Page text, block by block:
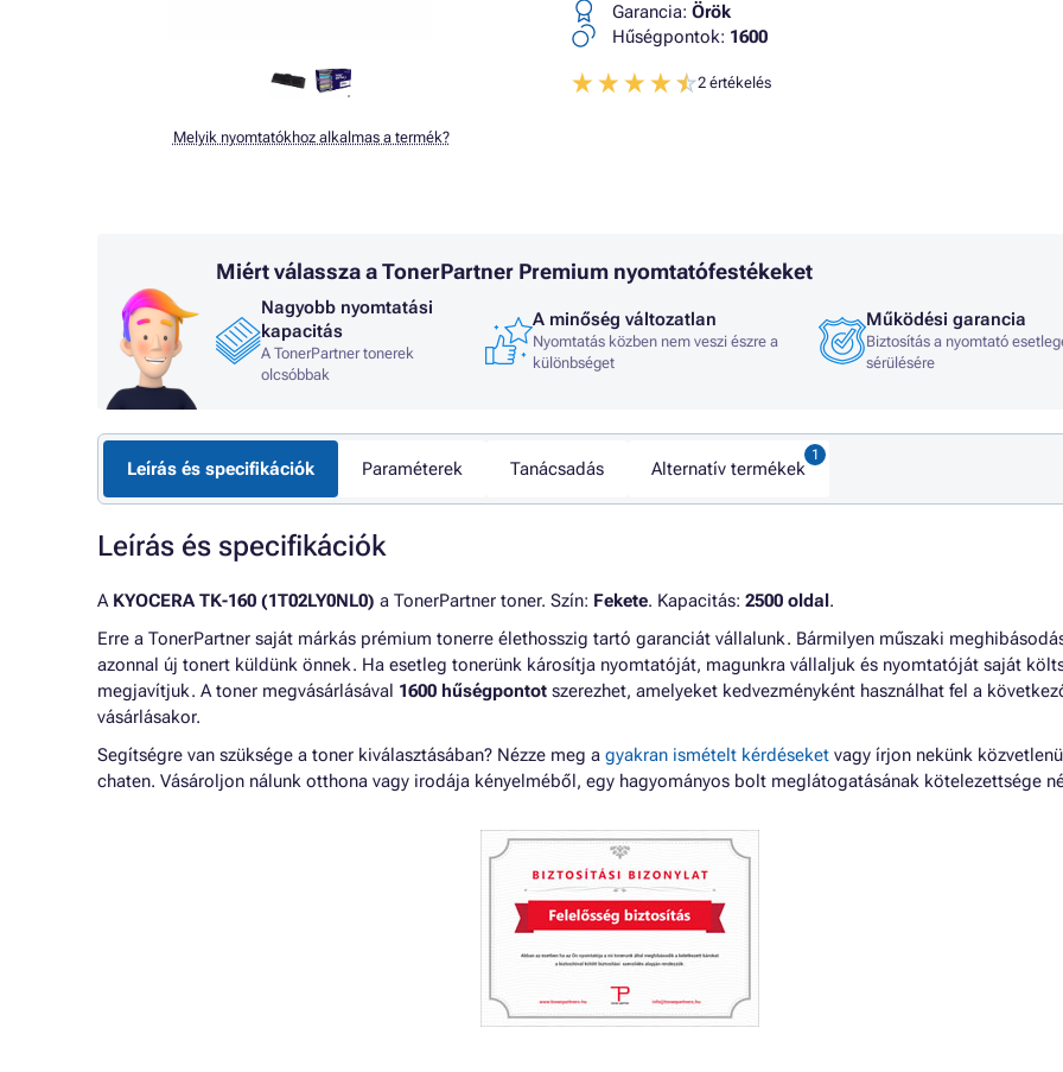
Melyik nyomtatókhoz alkalmas a termék?
Garancia: Örök
Hűségpontok: 1600
2 értékelés
Miért válassza a TonerPartner Premium nyomtatófestékeket
Nagyobb nyomtatási
kapacitás
A TonerPartner tonerek
olcsóbbak
A minőség változatlan
Nyomtatás közben nem veszi észre a
különbséget
Működési garancia
Biztosítás a nyomtató
sérülésére
Leírás és specifikációk Paraméterek Tanácsadás Alternatív termékek
Leírás és specifikációk
A KYOCERA TK-160 (1T02LY0NL0) a TonerPartner toner. Szín: Fekete. Kapacitás: 2500 oldal.
Erre a TonerPartner saját márkás prémium tonerre élethosszig tartó garanciát vállalunk. Bármilyen műszaki
azonnal új tonert küldünk önnek. Ha esetleg tonerünk károsítja nyomtatóját, magunkra vállaljuk és nyomtatóját saját
megjavítjuk. A toner megvásárlásával 1600 hűségpontot szerezhet, amelyeket kedvezményként használhat fel a
vásárlásakor.
Segítségre van szüksége a toner kiválasztásában? Nézze meg a gyakran ismételt kérdéseket vagy írjon nekünk
chaten. Vásároljon nálunk otthona vagy irodája kényelméből, egy hagyományos bolt meglátogatásának kötelezettsége